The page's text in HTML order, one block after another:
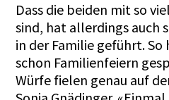
Dass die beiden mit so
sind, hat allerdings auch
in der Familie geführt. So
schon Familienfeiern
Würfe fielen genau auf